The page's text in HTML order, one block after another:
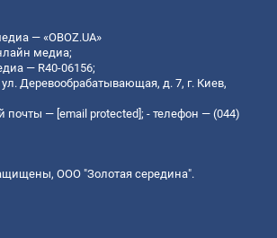
— «OBOZ.UA»
медиа;
— R40-06156;
Деревообрабатывающая, д. 7, г. Киев,
почты — [email protected]; - телефон — (044)
ООО "Золотая середина".